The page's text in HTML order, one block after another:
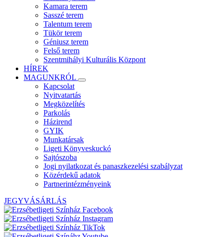
Kamara terem
Sasszé terem
Talentum terem
Tükör terem
Géniusz terem
Felső terem
Szentmihályi Kulturális Központ
HÍREK
MAGUNKRÓL
Kapcsolat
Nyitvatartás
Megközelítés
Parkolás
Házirend
GYIK
Munkatársak
Ligeti Könyveskuckó
Sajtószoba
Jogi nyilatkozat és panaszkezelési szabályzat
Közérdekű adatok
Partnerintézményeink
JEGYVÁSÁRLÁS